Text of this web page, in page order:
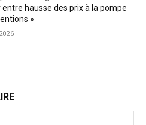
hausse des prix à la pompe
»